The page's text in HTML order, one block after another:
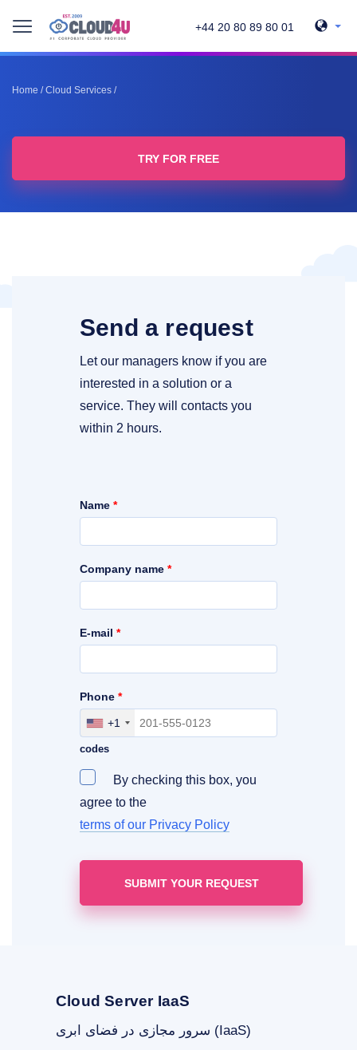
+44 20 80 89 80 01
Home /Cloud Services /
TRY FOR FREE
Send a request
Let our managers know if you are
interested in a solution or a
service. They will contacts you
within 2 hours.
Name *
Company name *
E-mail *
Include your area, country and access
codes
+1
Phone *
By checking this box, you
agree to the
terms of our Privacy Policy
Cloud Server IaaS
سرور مجازی در فضای ابری (IaaS)